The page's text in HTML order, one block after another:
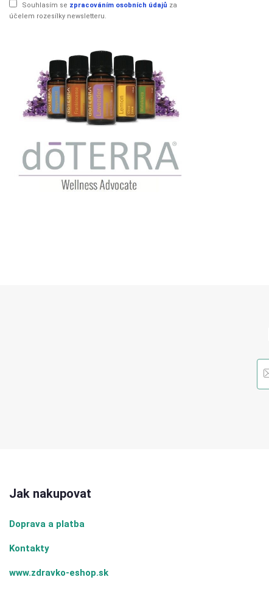
Souhlasím se zpracováním osobních údajů za
účelem rozesílky newsletteru.
Jak nakupovat
Doprava a platba
Kontakty
www.zdravko-eshop.sk